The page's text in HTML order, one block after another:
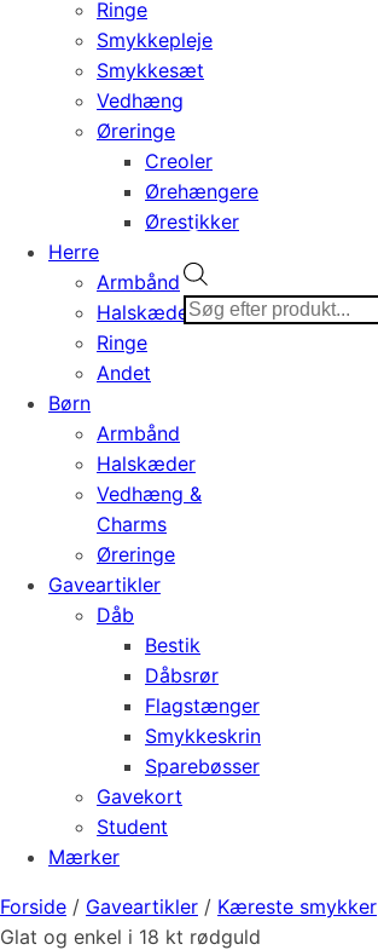
Ringe
Smykkepleje
Smykkesæt
Vedhæng
Øreringe
Creoler
Ørehængere
Ørestikker
Herre
Armbånd
Halskæder
Ringe
Andet
Børn
Armbånd
Halskæder
Vedhæng &
Charms
Øreringe
Gaveartikler
Dåb
Bestik
Dåbsrør
Flagstænger
Smykkeskrin
Sparebøsser
Gavekort
Student
Mærker
search
Forside / Gaveartikler / Kæreste smykker
Glat og enkel i 18 kt rødguld